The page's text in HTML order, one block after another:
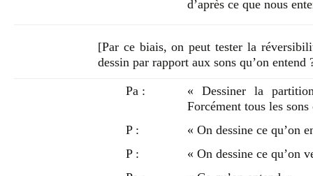
d’après ce que nous
[Par ce biais, on peut tester la
dessin par rapport aux sons qu’on entend
Pa :
« Dessiner la
Forcément tous les
P :
« On dessine ce qu’on
P :
« On dessine ce qu’on